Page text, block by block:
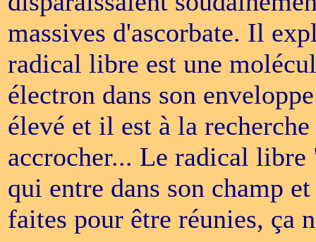
massives d'ascorbate. Il
radical libre est une
électron dans son
élevé et il est à la
accrocher... Le radical
qui entre dans son champ
faites pour être réunies, ça